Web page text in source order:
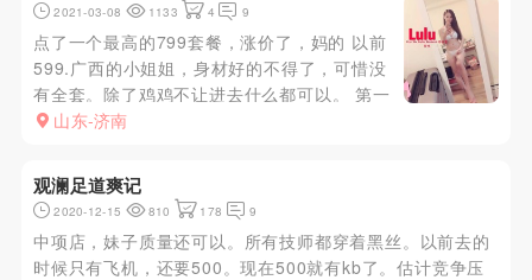
2021-03-08 1133 4 9
点了一个最高的799套餐，涨价了，妈的 以前
599.广西的小姐姐，身材好的不得了，可惜没
有全套。除了鸡鸡不让进去什么都可以。 第一
炮是跟小姐姐69，她含着我的鸡鸡，我舔着她
们的感觉。第二泡飞机出来。 身材，皮肤一级
棒。
山东-济南
观澜足道爽记
2020-12-15 810 178 9
中项店，妹子质量还可以。所有技师都穿着黑丝。以前去的
时候只有飞机，还要500。现在500就有kb了。估计竞争压